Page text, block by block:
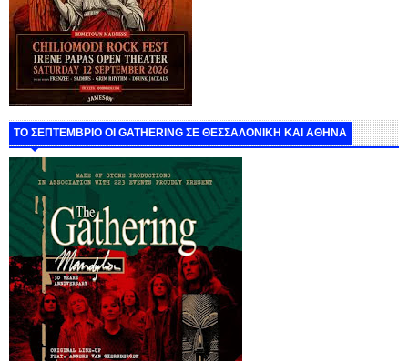
ΤΟ ΣΕΠΤΕΜΒΡΙΟ ΟΙ GATHERING ΣΕ ΘΕΣΣΑΛΟΝΙΚΗ ΚΑΙ ΑΘΗΝΑ